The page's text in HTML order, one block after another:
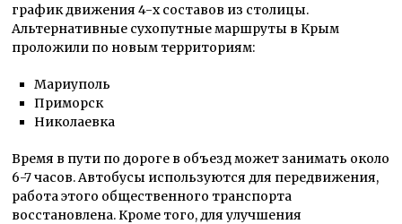
график движения 4-х составов из столицы.
Альтернативные сухопутные маршруты в Крым
проложили по новым территориям:
Мариуполь
Приморск
Николаевка
Время в пути по дороге в объезд может занимать около
6-7 часов. Автобусы используются для передвижения,
работа этого общественного транспорта
восстановлена. Кроме того, для улучшения